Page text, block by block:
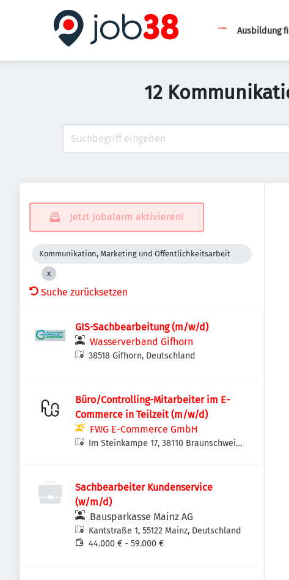
Ausbildung
12
Jetzt Jobalarm aktivieren!
Kommunikation, Marketing und Öffentlichkeitsarbeit
Suche zurücksetzen
GIS-Sachbearbeitung (m/w/d)
Wasserverband Gifhorn
38518 Gifhorn, Deutschland
Büro/Controlling-Mitarbeiter im E-
Commerce in Teilzeit (m/w/d)
FWG E-Commerce GmbH
Im Steinkampe 17, 38110 Braunschweig,
Sachbearbeiter Kundenservice
(w/m/d)
Bausparkasse Mainz AG
Kantstraße 1, 55122 Mainz, Deutschland
44.000 € - 59.000 €